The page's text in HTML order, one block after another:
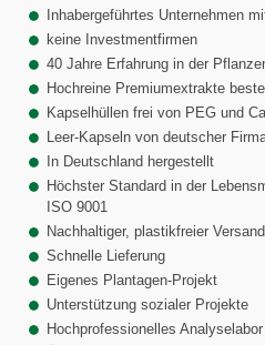
Inhabergeführtes Unternehmen
keine Investmentfirmen
40 Jahre Erfahrung in der
Hochreine Premiumextrakte
Kapselhüllen frei von PEG und
Leer-Kapseln von deutscher
In Deutschland hergestellt
Höchster Standard in der
ISO 9001
Nachhaltiger, plastikfreier Versand
Schnelle Lieferung
Eigenes Plantagen-Projekt
Unterstützung sozialer Projekte
Hochprofessionelles Analyselabor